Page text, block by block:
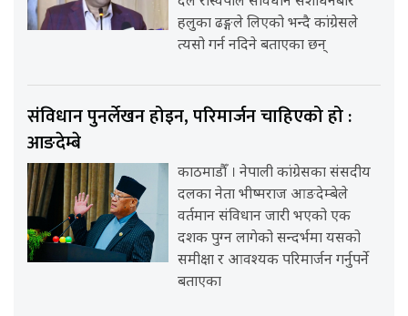
हलुका ढङ्गले लिएको भन्दै कांग्रेसले
त्यसो गर्न नदिने बताएका छन्
संविधान पुनर्लेखन होइन, परिमार्जन चाहिएको हो :
आङदेम्बे
काठमाडौँ । नेपाली कांग्रेसका संसदीय
दलका नेता भीष्मराज आङदेम्बेले
वर्तमान संविधान जारी भएको एक
दशक पुग्न लागेको सन्दर्भमा यसको
समीक्षा र आवश्यक परिमार्जन गर्नुपर्ने
बताएका